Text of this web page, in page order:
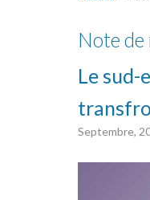
Note
Le
Septembre,